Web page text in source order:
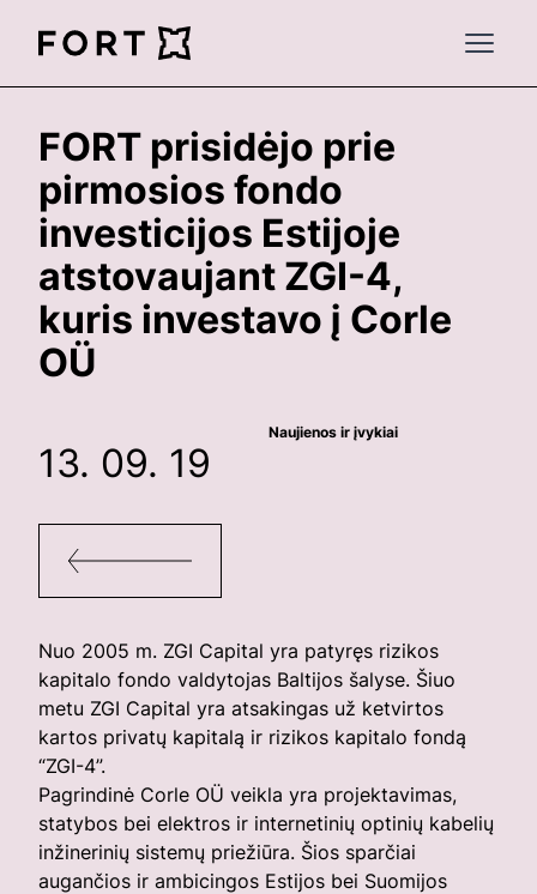
FortLegal
Open
FORT prisidėjo prie
pirmosios fondo
investicijos Estijoje
atstovaujant ZGI-4,
kuris investavo į Corle
OÜ
Naujienos ir įvykiai
13. 09. 19
Nuo 2005 m. ZGI Capital yra patyręs rizikos
kapitalo fondo valdytojas Baltijos šalyse. Šiuo
metu ZGI Capital yra atsakingas už ketvirtos
kartos privatų kapitalą ir rizikos kapitalo fondą
“ZGI-4”.
Pagrindinė Corle OÜ veikla yra projektavimas,
statybos bei elektros ir internetinių optinių kabelių
inžinerinių sistemų priežiūra. Šios sparčiai
augančios ir ambicingos Estijos bei Suomijos